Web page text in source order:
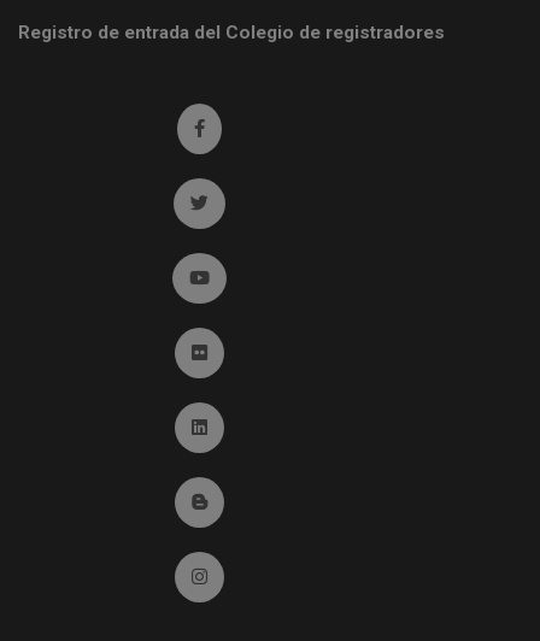
Registro de entrada del Colegio de registradores
Ir a facebook (abre en ventana nueva)
Ir a twitter (abre en ventana nueva)
Ir a YouTube (abre en ventana nueva)
Ir a Flickr (abre en ventana nueva)
Ir a Linkedin (abre en ventana nueva)
Ir al Blog (abre en ventana nueva)
Ir a Instagram (abre en ventana nueva)